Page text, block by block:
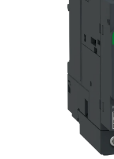
СИСТЕМИ ШИНОПРОВОДІВ